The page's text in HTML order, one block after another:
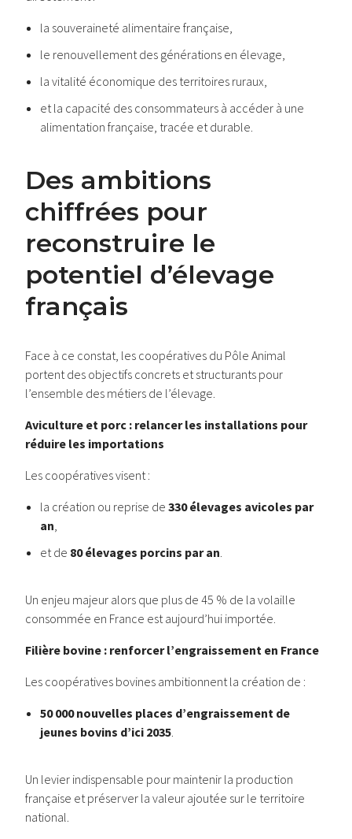
la souveraineté alimentaire française,
le renouvellement des générations en élevage,
la vitalité économique des territoires ruraux,
et la capacité des consommateurs à accéder à une
alimentation française, tracée et durable.
Des ambitions
chiffrées pour
reconstruire le
potentiel d’élevage
français
Face à ce constat, les coopératives du Pôle Animal
portent des objectifs concrets et structurants pour
l’ensemble des métiers de l’élevage.
Aviculture et porc : relancer les installations pour
réduire les importations
Les coopératives visent :
la création ou reprise de330 élevages avicoles par
an
et de 80 élevages porcins par an
Un enjeu majeur alors que plus de 45 % de la volaille
consommée en France est aujourd’hui importée.
Filière bovine : renforcer l’engraissement en France
Les coopératives bovines ambitionnent la création de :
50 000 nouvelles places d’engraissement de
jeunes bovins d’ici 2035
Un levier indispensable pour maintenir la production
française et préserver la valeur ajoutée sur le territoire
national.